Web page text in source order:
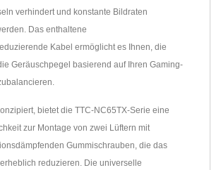
verhindert und konstante Bildraten
Das enthaltene
Kabel ermöglicht es Ihnen, die
Geräuschpegel basierend auf Ihren Gaming-
bietet die TTC-NC65TX-Serie eine
zur Montage von zwei Lüftern mit
Gummischrauben, die das
reduzieren. Die universelle